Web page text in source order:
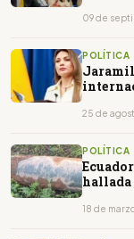
09 de
POLÍTICA
25 de
POLÍTICA
hallada
18 de